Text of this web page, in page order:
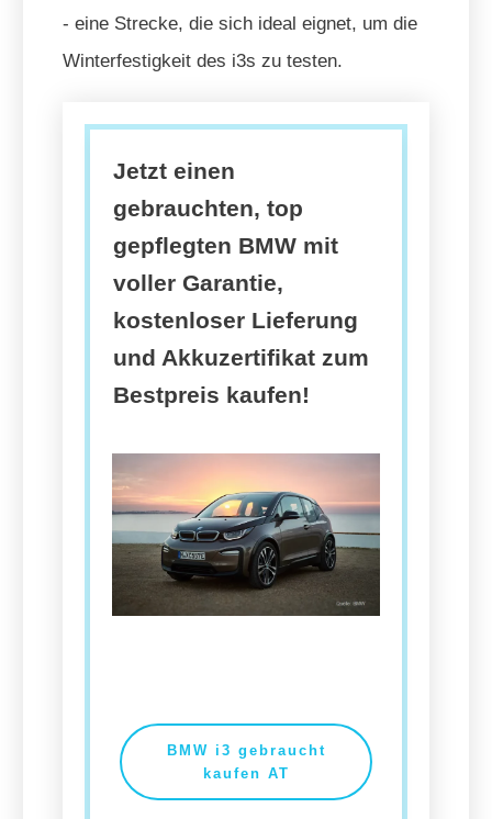
- eine Strecke, die sich ideal eignet, um die
Winterfestigkeit des i3s zu testen.
Jetzt einen
gebrauchten, top
gepflegten BMW mit
voller Garantie,
kostenloser Lieferung
und Akkuzertifikat zum
Bestpreis kaufen!
BMW i3 gebraucht
kaufen AT